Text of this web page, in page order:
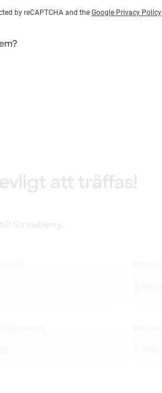
by reCAPTCHA and the Google Privacy Policy
att träffas!
Strawberry.